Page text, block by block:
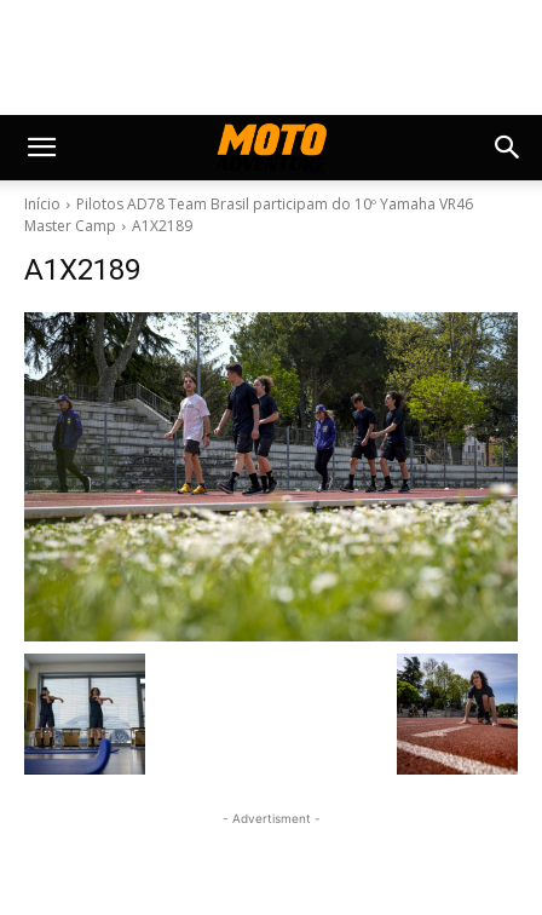
Início
Pilotos AD78 Team Brasil participam do 10º Yamaha VR46
Master Camp
A1X2189
A1X2189
- Advertisment -